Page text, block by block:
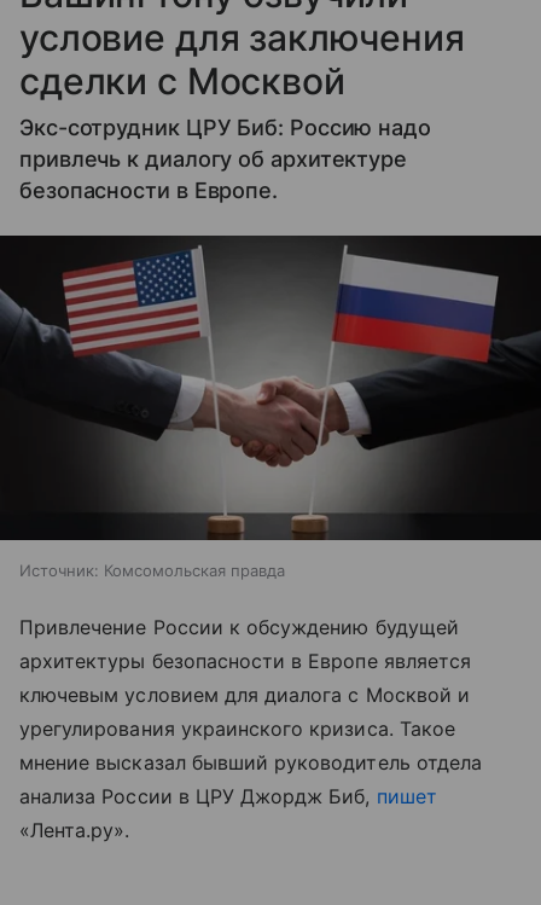
условие для заключения
сделки с Москвой
Экс-сотрудник ЦРУ Биб: Россию надо
привлечь к диалогу об архитектуре
безопасности в Европе.
Источник: Комсомольская правда
Привлечение России к обсуждению будущей
архитектуры безопасности в Европе является
ключевым условием для диалога с Москвой и
урегулирования украинского кризиса. Такое
мнение высказал бывший руководитель отдела
анализа России в ЦРУ Джордж Биб, пишет
«Лента.ру».